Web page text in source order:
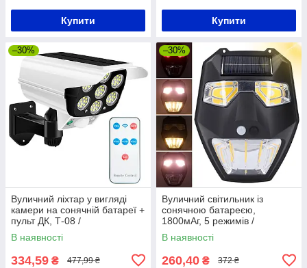
Купити Купити
–30%
Вуличний ліхтар у вигляді
камери на сонячній батареї +
пульт ДК, Т-08 /
Водонепроникний LED
світильник
В наявності
334,59 ₴ 477,99 ₴
–30%
Вуличний світильник із
сонячною батареєю,
1800мАг, 5 режимів /
Настінний ліхтар на вулицю /
Вуличний ліхтар
В наявності
260,40 ₴ 372 ₴